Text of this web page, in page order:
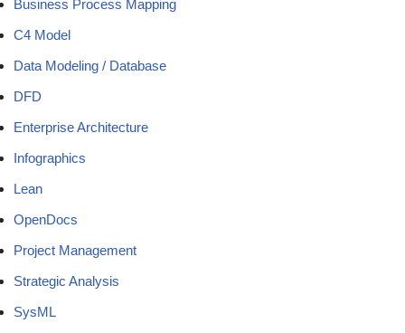
Business Process Mapping
C4 Model
Data Modeling / Database
DFD
Enterprise Architecture
Infographics
Lean
OpenDocs
Project Management
Strategic Analysis
SysML